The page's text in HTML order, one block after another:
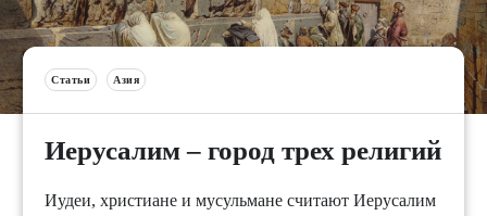
Статьи Азия
Иерусалим – город трех религий
Иудеи, христиане и мусульмане считают Иерусалим